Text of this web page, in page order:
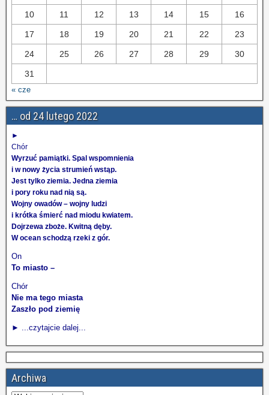
10 11 12 13 14 15 16
17 18 19 20 21 22 23
24 25 26 27 28 29 30
31
« cze
… od 24 lutego 2022
►
Chór
Wyrzuć pamiątki. Spal wspomnienia
i w nowy życia strumień wstąp.
Jest tylko ziemia. Jedna ziemia
i pory roku nad nią są.
Wojny owadów – wojny ludzi
i krótka śmierć nad miodu kwiatem.
Dojrzewa zboże. Kwitną dęby.
W ocean schodzą rzeki z gór.
On
To miasto –
Chór
Nie ma tego miasta
Zaszło pod ziemię
► ...czytajcie dalej...
Archiwa